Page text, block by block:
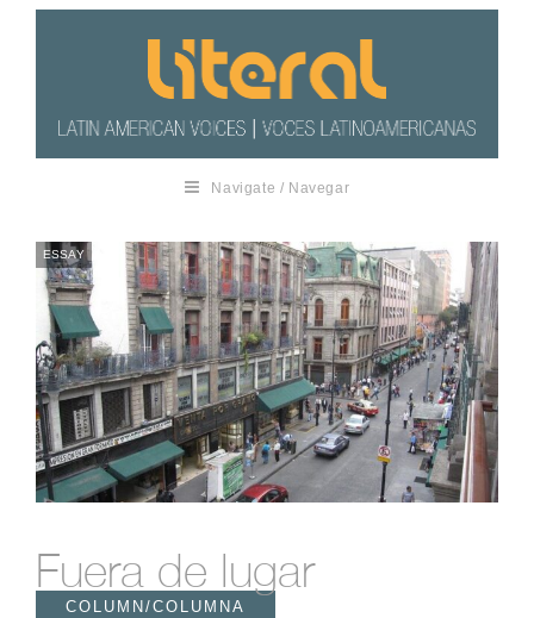
Navigate / Navegar
ESSAY
Fuera de lugar
COLUMN/COLUMNA